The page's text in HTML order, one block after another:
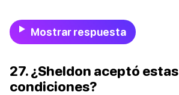
Mostrar respuesta
27. ¿Sheldon aceptó estas
condiciones?